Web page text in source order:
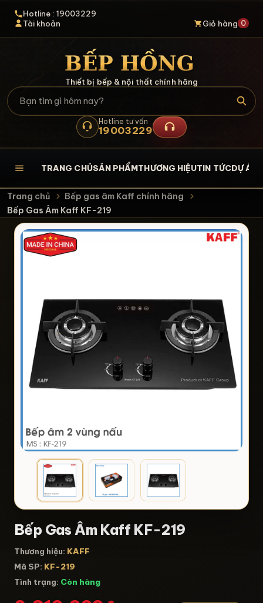
Hotline : 19003229
Tài khoản
Giỏ hàng 0
Thiết bị bếp & nội thất chính hãng
Hotline tư vấn
19003229
TRANG CHỦSẢN PHẨMTHƯƠNG HIỆUTIN TỨCDỰ ÁN
Trang chủ
Bếp gas âm Kaff chính hãng
Bếp Gas Âm Kaff KF-219
Bếp Gas Âm Kaff KF-219
Thương hiệu: KAFF
Mã SP: KF-219
Tình trạng: Còn hàng